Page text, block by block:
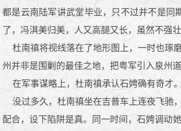
都是云南陆军讲武堂毕业，只不过并不是同
了，冯淇美归美，人又高腿又长，虽然不强
杜南禛将视线落在了地形图上，一时也琢
州并非是围剿的最佳之地，把粤军引入泉州
在军事谋略上，杜南禛承认石娉确有奇才。
没过多久，杜南禛坐在吉普车上连夜飞驰
配合，设下陷阱是真。同一时间，石娉调动